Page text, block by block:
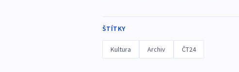
ŠTÍTKY
Kultura Archiv ČT24